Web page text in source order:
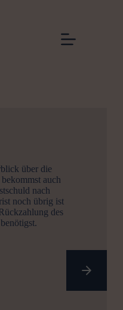
über die
auch
nach
noch übrig ist
des